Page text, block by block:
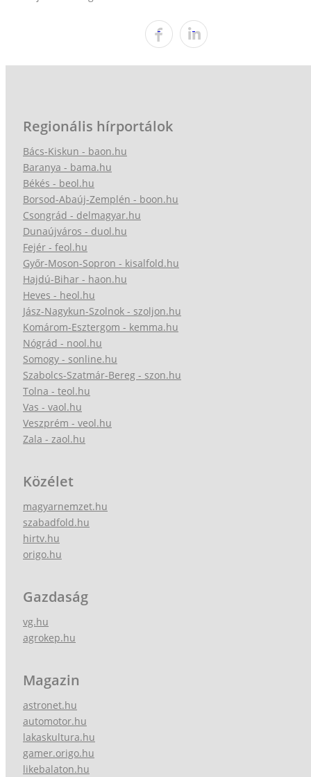
Regionális hírportálok
Bács-Kiskun - baon.hu
Baranya - bama.hu
Békés - beol.hu
Borsod-Abaúj-Zemplén - boon.hu
Csongrád - delmagyar.hu
Dunaújváros - duol.hu
Fejér - feol.hu
Győr-Moson-Sopron - kisalfold.hu
Hajdú-Bihar - haon.hu
Heves - heol.hu
Jász-Nagykun-Szolnok - szoljon.hu
Komárom-Esztergom - kemma.hu
Nógrád - nool.hu
Somogy - sonline.hu
Szabolcs-Szatmár-Bereg - szon.hu
Tolna - teol.hu
Vas - vaol.hu
Veszprém - veol.hu
Zala - zaol.hu
Közélet
magyarnemzet.hu
szabadfold.hu
hirtv.hu
origo.hu
Gazdaság
vg.hu
agrokep.hu
Magazin
astronet.hu
automotor.hu
lakaskultura.hu
gamer.origo.hu
likebalaton.hu